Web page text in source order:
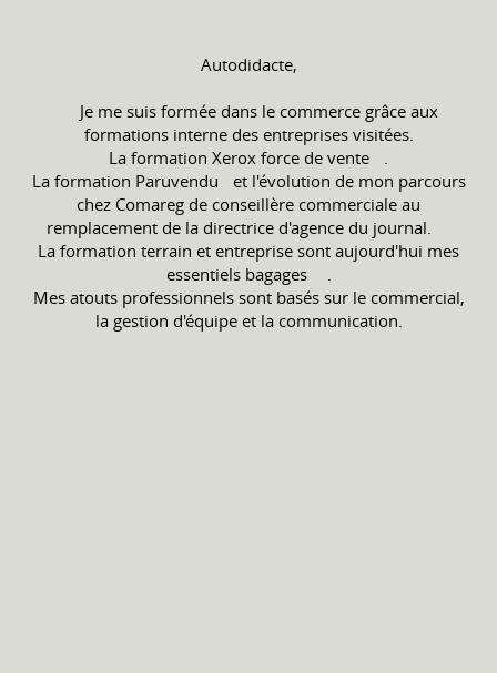
Autodidacte,
Je me suis formée dans le commerce grâce aux
formations interne des entreprises visitées.
La formation Xerox force de vente .
La formation Paruvendu et l'évolution de mon parcours
chez Comareg de conseillère commerciale au
remplacement de la directrice d'agence du journal.
La formation terrain et entreprise sont aujourd'hui mes
essentiels bagages .
Mes atouts professionnels sont basés sur le commercial,
la gestion d'équipe et la communication.